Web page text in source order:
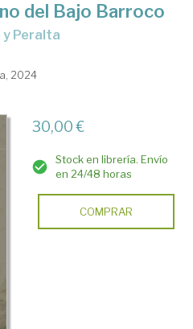
del Bajo Barroco
y Peralta
2024
30,00 €
Stock en librería. Envío
en 24/48 horas
COMPRAR